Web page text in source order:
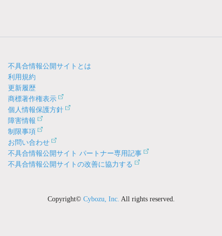
不具合情報公開サイトとは
利用規約
更新履歴
商標著作権表示
個人情報保護方針
障害情報
制限事項
お問い合わせ
不具合情報公開サイト パートナー専用記事
不具合情報公開サイトの改善に協力する
Copyright© Cybozu, Inc. All rights reserved.